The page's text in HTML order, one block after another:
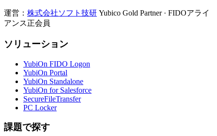
運営： 株式会社ソフト技研 Yubico Gold Partner · FIDOアライ
アンス正会員
ソリューション
YubiOn FIDO Logon
YubiOn Portal
YubiOn Standalone
YubiOn for Salesforce
SecureFileTransfer
PC Locker
課題で探す